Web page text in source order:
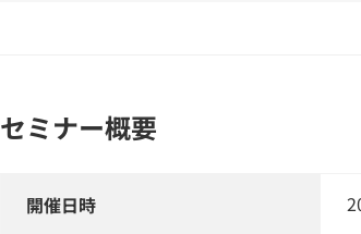
セミナー概要
開催日時